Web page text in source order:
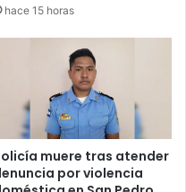
Garífunas
hace 15 horas
muere tras atender
por violencia